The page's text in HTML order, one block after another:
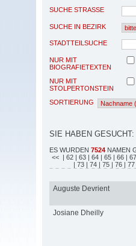
SUCHE STRASSE
SUCHE IN BEZIRK
STADTTEILSUCHE
NUR MIT
BIOGRAFIETEXTEN
NUR MIT
STOLPERTONSTEIN
SORTIERUNG
SIE HABEN GESUCHT:
ES WURDEN 7524 NAMEN
<< | 62 | 63 | 64 | 65 | 66 | 67
| 73 | 74 | 75 | 76 | 77
Auguste Devrient
Josiane Dheilly